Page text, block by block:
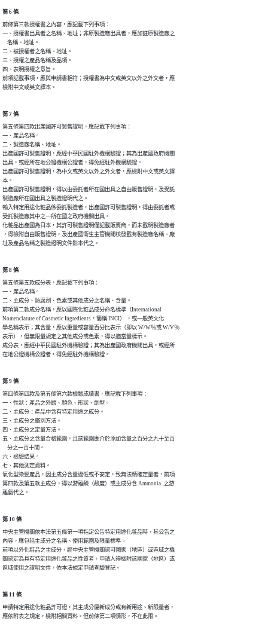
第 6 條
前條第三款授權書之內容，應記載下列事項：
一、授權書出具者之名稱、地址；非原製造廠出具者，應加註原製造廠之
    名稱、地址。
二、被授權者之名稱、地址。
三、授權之產品名稱及品項。
四、表明授權之意旨。
前項記載事項，應與申請書相符；授權書為中文或英文以外之外文者，應
檢附中文或英文譯本。
第 7 條
第五條第四款出產國許可製售證明，應記載下列事項：
一、產品名稱。
二、製造廠名稱、地址。
出產國許可製售證明，應經中華民國駐外機構驗證；其為出產國政府機關
出具，或經所在地公證機構公證者，得免經駐外機構驗證。
出產國許可製售證明，為中文或英文以外之外文者，應檢附中文或英文譯
本。
出產國許可製售證明，得以由委託者所在國出具之自由販售證明，及受託
製造廠所在國出具之製造證明代之。
輸入特定用途化粧品係委託製造者，出產國許可製售證明，得由委託者或
受託製造廠其中之一所在國之政府機關出具。
化粧品出產國為日本，其許可製售證明僅記載販賣商，而未載明製造廠者
，得檢附自由販售證明，及出產國衛生主管機關核發載有製造廠名稱、廠
址及產品名稱之製造證明文件影本代之。
第 8 條
第五條第五款成分表，應記載下列事項：
一、產品名稱。
二、主成分、防腐劑、色素或其他成分之名稱、含量。
前項第二款成分名稱，應以國際化粧品成分命名標準（International
Nomenclature of Cosmetic Ingredients，簡稱 INCI） ，或一般英文化
學名稱表示；其含量，應以重量或容量百分比表示（即以 W/W％或 W/V％
表示），但無限量規定之其他成分或色素，得以適當量標示。
成分表，應經中華民國駐外機構驗證；其為出產國政府機關出具，或經所
在地公證機構公證者，得免經駐外機構驗證。
第 9 條
第四條第四款及第五條第六款檢驗成績書，應記載下列事項：
一、性狀：產品之外觀、顏色、形狀、劑型。
二、主成分：產品中含有特定用途之成分。
三、主成分之鑑別方法。
四、主成分之定量方法。
五、主成分之含量合格範圍，且該範圍應介於添加含量之百分之九十至百
    分之一百十間。
六、檢驗結果。
七、其他測定資料。
氧化型染髮產品，因主成分含量過低或不安定，致無法精確定量者，前項
第四款及第五款主成分，得以游離鹼（鹼度）或主成分含 Ammonia  之游
離氨代之。
第 10 條
中央主管機關依本法第五條第一項指定公告特定用途化粧品時，其公告之
內容，應包括主成分之名稱、使用範圍及限量標準。
前項以外化粧品之主成分，經中央主管機關認可國家（地區）或區域之機
關認定為具有特定用途化粧品之性質者，申請人得檢附該國家（地區）或
區域使用之證明文件，依本法規定申請查驗登記。
第 11 條
申請特定用途化粧品許可證，其主成分屬新成分或有新用途、新限量者，
應依附表之規定，檢附相關資料。但前條第二項情形，不在此限。